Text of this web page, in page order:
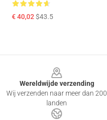
€ 40,02$43.5
Wereldwijde verzending
Wij verzenden naar meer dan 200
landen